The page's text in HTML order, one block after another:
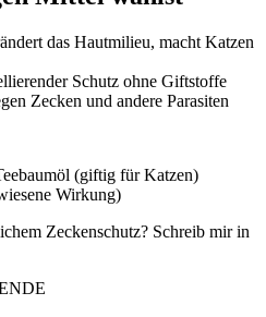
das Hautmilieu, macht Katzen
Schutz ohne Giftstoffe
Zecken und andere Parasiten
(giftig für Katzen)
Wirkung)
Zeckenschutz? Schreib mir in